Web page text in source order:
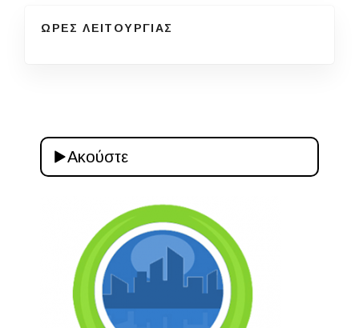
ΩΡΕΣ ΛΕΙΤΟΥΡΓΙΑΣ
Ακούστε